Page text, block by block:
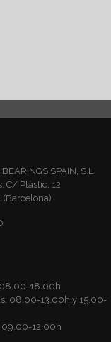
SPAIN, S.L
C/ Plàstic, 12
(Barcelona)
18.00h
08.00-13.00h y 15.00-
09.00-12.00h